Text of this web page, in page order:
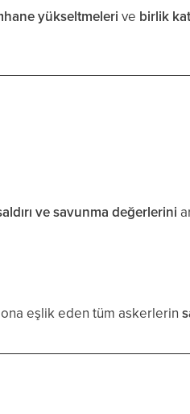
yükseltmeleri ve birlik
ve savunma değerlerini
ona eşlik eden tüm askerlerin